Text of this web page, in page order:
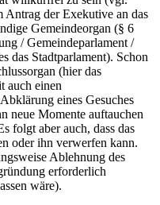
der Exekutive an das
Gemeindeorgan (§ 6
/ Gemeindeparlament /
das Stadtparlament). Schon
(hier das
auch einen
eines Gesuches
neue Momente auftauchen
folgt aber auch, dass das
oder ihn verwerfen kann.
Ablehnung des
erforderlich
wäre).